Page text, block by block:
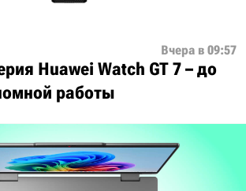
Вчера в 09:57
Huawei Watch GT 7 – до
работы